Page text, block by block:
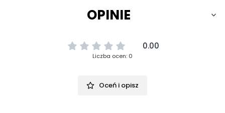
OPINIE
0.00
Liczba ocen: 0
Oceń i opisz